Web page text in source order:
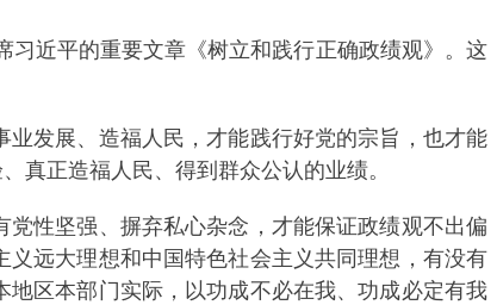
近平的重要文章《树立和践行正确政绩观》。这
发展、造福人民，才能践行好党的宗旨，也才能
正造福人民、得到群众公认的业绩。
性坚强、摒弃私心杂念，才能保证政绩观不出偏
远大理想和中国特色社会主义共同理想，有没有
区本部门实际，以功成不必在我、功成必定有我